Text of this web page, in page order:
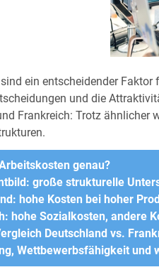
ein entscheidender
und die
Frankreich: Trotz ähnlicher
genau?
große strukturelle
hohe Kosten bei hoher
hohe Sozialkosten, andere
Deutschland vs.
Wettbewerbsfähigkeit und